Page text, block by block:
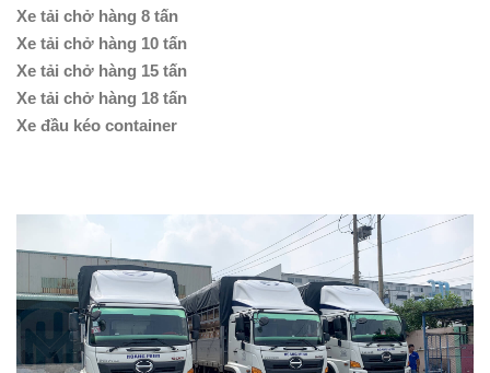
Xe tải chở hàng 8 tấn
Xe tải chở hàng 10 tấn
Xe tải chở hàng 15 tấn
Xe tải chở hàng 18 tấn
Xe đầu kéo container